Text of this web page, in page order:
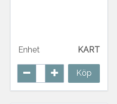
Enhet KART
Köp